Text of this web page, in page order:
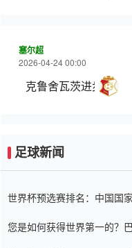
塞尔超
2026-04-24 00:00
克鲁舍瓦茨进步
足球新闻
世界杯预选赛排名：中国国
您是如何获得世界第一的？